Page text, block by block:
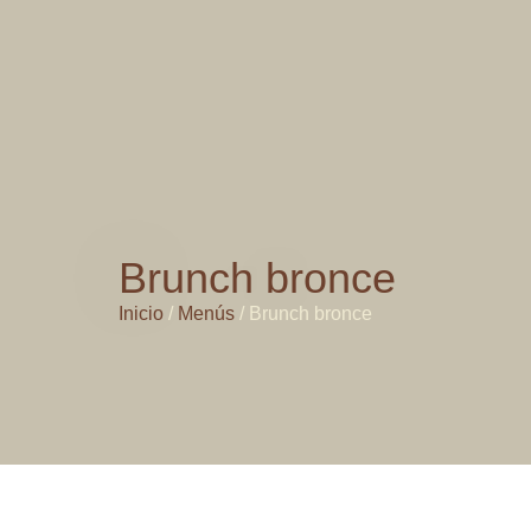
Brunch bronce
Inicio / Menús / Brunch bronce